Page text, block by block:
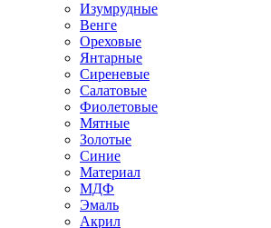
Изумрудные
Венге
Ореховые
Янтарные
Сиреневые
Салатовые
Фиолетовые
Мятные
Золотые
Синие
Материал
МДФ
Эмаль
Акрил